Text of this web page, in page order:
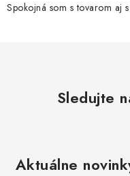
Spokojná som s tovarom aj
Sledujte
Aktuálne